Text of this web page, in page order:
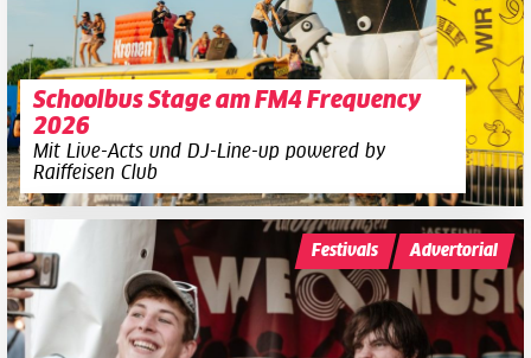
Schoolbus Stage am FM4 Frequency
2026
Mit Live-Acts und DJ-Line-up powered by
Raiffeisen Club
Festivals Advertorial